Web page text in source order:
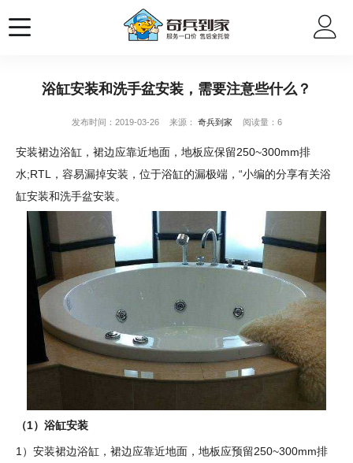
浴缸安装和洗手盆安装，需要注意些什么？
发布时间：2019-03-26 来源： 奇兵到家 阅读量：6
安装裙边浴缸，裙边应靠近地面，地板应保留250~300mm排
水;RTL，容易漏掉安装，位于浴缸的漏极端，“小编的分享有关浴
缸安装和洗手盆安装。
（1）浴缸安装
1）安装裙边浴缸，裙边应靠近地面，地板应预留250~300mm排